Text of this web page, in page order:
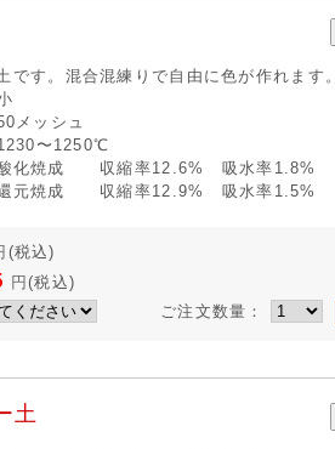
です。混合混練りで自由に色が作れます。
メッシュ
〜1250℃
化焼成 収縮率12.6% 吸水率1.8%
元焼成 収縮率12.9% 吸水率1.5%
(税込)
円(税込)
ご注文数量：
土